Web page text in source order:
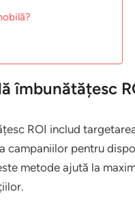
îmbunătățesc
ROI includ
pentru
metode ajută la